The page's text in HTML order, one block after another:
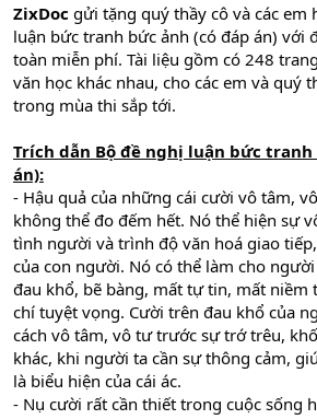
ZixDoc gửi tặng quý thầy cô và các em
luận bức tranh bức ảnh (có đáp án) với
toàn miễn phí. Tài liệu gồm có 248
văn học khác nhau, cho các em và quý
trong mùa thi sắp tới.
Trích dẫn Bộ đề nghị luận bức tranh
án):
- Hậu quả của những cái cười vô tâm,
không thể đo đếm hết. Nó thể hiện sự
tình người và trình độ văn hoá giao
của con người. Nó có thể làm cho
đau khổ, bẽ bàng, mất tự tin, mất niềm
chí tuyệt vọng. Cười trên đau khổ của
cách vô tâm, vô tư trước sự trớ trêu,
khác, khi người ta cần sự thông cảm,
là biểu hiện của cái ác.
- Nụ cười rất cần thiết trong cuộc sống